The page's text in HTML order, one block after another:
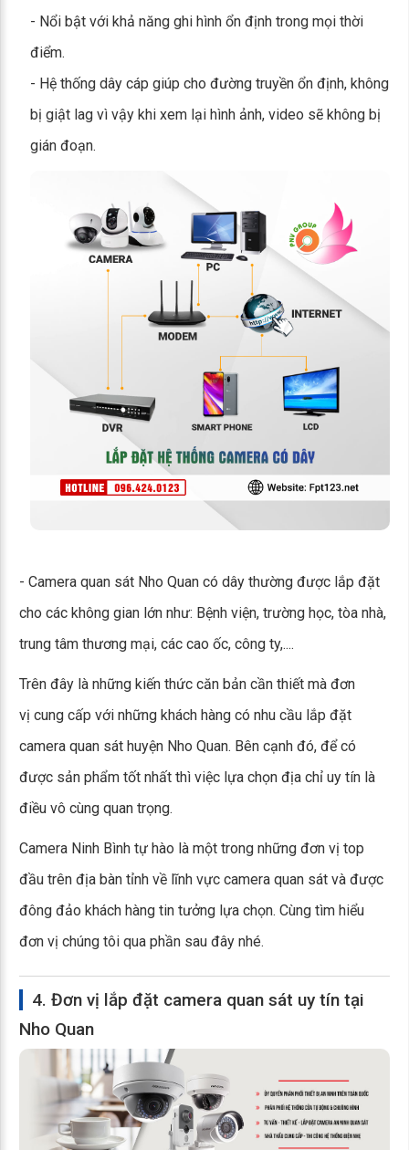
- Nổi bật với khả năng ghi hình ổn định trong mọi thời
điểm.
- Hệ thống dây cáp giúp cho đường truyền ổn định, không
bị giật lag vì vậy khi xem lại hình ảnh, video sẽ không bị
gián đoạn.
- Camera quan sát Nho Quan có dây thường được lắp đặt
cho các không gian lớn như: Bệnh viện, trường học, tòa nhà,
trung tâm thương mại, các cao ốc, công ty,....
Trên đây là những kiến thức căn bản cần thiết mà đơn
vị cung cấp với những khách hàng có nhu cầu lắp đặt
camera quan sát huyện Nho Quan. Bên cạnh đó, để có
được sản phẩm tốt nhất thì việc lựa chọn địa chỉ uy tín là
điều vô cùng quan trọng.
Camera Ninh Bình tự hào là một trong những đơn vị top
đầu trên địa bàn tỉnh về lĩnh vực camera quan sát và được
đông đảo khách hàng tin tưởng lựa chọn. Cùng tìm hiểu
đơn vị chúng tôi qua phần sau đây nhé.
4. Đơn vị lắp đặt camera quan sát uy tín tại
Nho Quan